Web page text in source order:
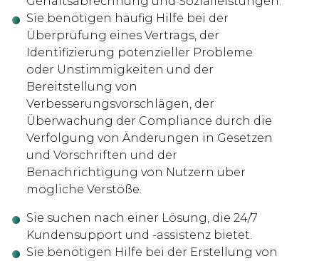
Sie benötigen häufig Hilfe bei der
Überprüfung eines Vertrags, der
Identifizierung potenzieller Probleme
oder Unstimmigkeiten und der
Bereitstellung von
Verbesserungsvorschlägen, der
Überwachung der Compliance durch die
Verfolgung von Änderungen in Gesetzen
und Vorschriften und der
Benachrichtigung von Nutzern über
mögliche Verstöße.
Sie suchen nach einer Lösung, die 24/7
Kundensupport und -assistenz bietet.
Sie benötigen Hilfe bei der Erstellung von